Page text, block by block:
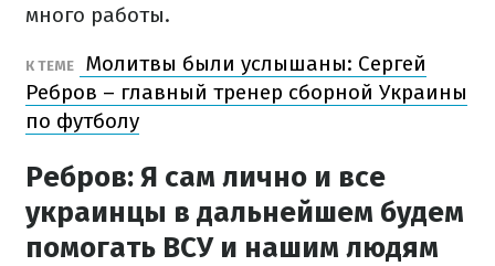
много работы.
К ТЕМЕ
Молитвы были услышаны: Сергей
Ребров – главный тренер сборной Украины
по футболу
Ребров: Я сам лично и все
украинцы в дальнейшем будем
помогать ВСУ и нашим людям